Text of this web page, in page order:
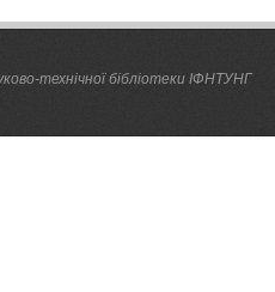
технічної бібліотеки ІФНТУНГ